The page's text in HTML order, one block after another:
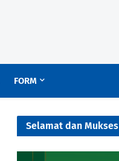
FORM
Selamat dan Mukses